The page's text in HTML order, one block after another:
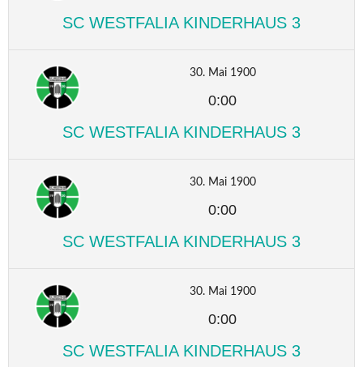
SC WESTFALIA KINDERHAUS 3
30. Mai 1900
0:00
SC WESTFALIA KINDERHAUS 3
30. Mai 1900
0:00
SC WESTFALIA KINDERHAUS 3
30. Mai 1900
0:00
SC WESTFALIA KINDERHAUS 3